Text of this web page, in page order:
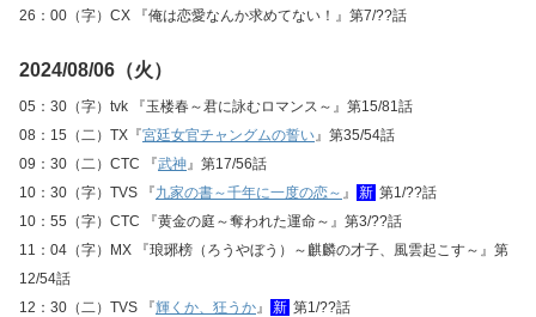
26：00（字）CX 『俺は恋愛なんか求めてない！』第7/??話
2024/08/06（火）
05：30（字）tvk 『玉楼春～君に詠むロマンス～』第15/81話
08：15（二）TX『宮廷女官チャングムの誓い』第35/54話
09：30（二）CTC 『武神』第17/56話
10：30（字）TVS 『九家の書～千年に一度の恋～ 』 新 第1/??話
10：55（字）CTC 『黄金の庭～奪われた運命～』第3/??話
11：04（字）MX 『琅琊榜（ろうやぼう）～麒麟の才子、風雲起こす～』第
12/54話
12：30（二）TVS 『輝くか、狂うか』 新 第1/??話